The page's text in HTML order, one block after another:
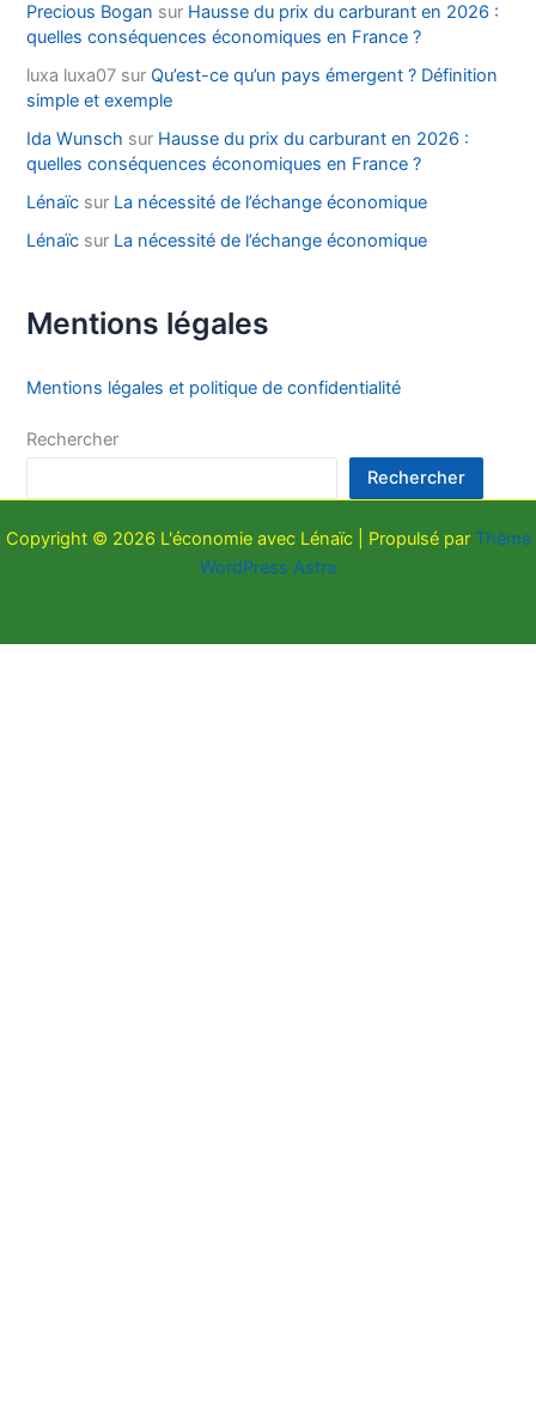
Precious Bogan sur Hausse du prix du carburant en 2026 :
quelles conséquences économiques en France ?
luxa luxa07 sur Qu’est-ce qu’un pays émergent ? Définition
simple et exemple
Ida Wunsch sur Hausse du prix du carburant en 2026 :
quelles conséquences économiques en France ?
Lénaïc sur La nécessité de l’échange économique
Lénaïc sur La nécessité de l’échange économique
Mentions légales
Mentions légales et politique de confidentialité
Rechercher
Rechercher
Copyright © 2026 L'économie avec Lénaïc | Propulsé par Thème
WordPress Astra